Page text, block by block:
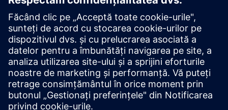
Wirepas 2.4GHz Mesh
Implementați aplicații IoT cu rază scurtă de acțiune la
prețuri accesibile, masive și de înaltă densitate, cu
performanțe fără precedent.
Aflați mai multe